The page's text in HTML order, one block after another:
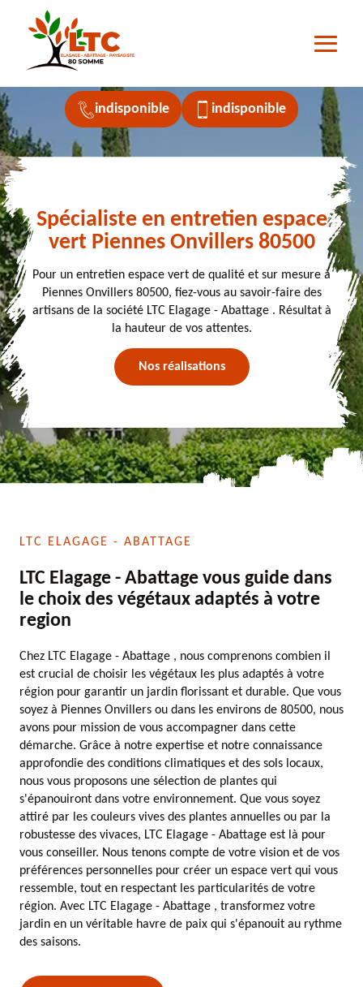
indisponible indisponible
Spécialiste en entretien espace
vert Piennes Onvillers 80500
Pour un entretien espace vert de qualité et sur mesure à
Piennes Onvillers 80500, fiez-vous au savoir-faire des
artisans de la société LTC Elagage - Abattage . Résultat à
la hauteur de vos attentes.
Nos réalisations
LTC ELAGAGE - ABATTAGE
LTC Elagage - Abattage vous guide dans
le choix des végétaux adaptés à votre
region
Chez LTC Elagage - Abattage , nous comprenons combien il
est crucial de choisir les végétaux les plus adaptés à votre
région pour garantir un jardin florissant et durable. Que vous
soyez à Piennes Onvillers ou dans les environs de 80500, nous
avons pour mission de vous accompagner dans cette
démarche. Grâce à notre expertise et notre connaissance
approfondie des conditions climatiques et des sols locaux,
nous vous proposons une sélection de plantes qui
s'épanouiront dans votre environnement. Que vous soyez
attiré par les couleurs vives des plantes annuelles ou par la
robustesse des vivaces, LTC Elagage - Abattage est là pour
vous conseiller. Nous tenons compte de votre vision et de vos
préférences personnelles pour créer un espace vert qui vous
ressemble, tout en respectant les particularités de votre
région. Avec LTC Elagage - Abattage , transformez votre
jardin en un véritable havre de paix qui s'épanouit au rythme
des saisons.